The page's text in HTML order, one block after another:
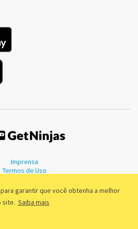
garantir que você obtenha a melhor
site. Saiba mais
Imprensa
Termos de Uso
CNPJ 55.744.877/0001-89 - Rua Dr.